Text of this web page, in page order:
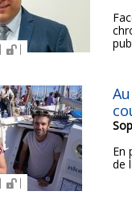
En
de